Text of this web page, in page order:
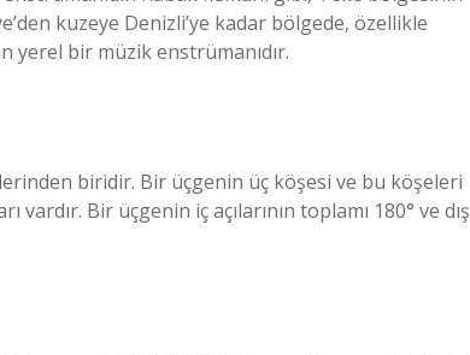
kuzeye Denizli’ye kadar bölgede, özellikle
yerel bir müzik enstrümanıdır.
biridir. Bir üçgenin üç köşesi ve bu köşeleri
Bir üçgenin iç açılarının toplamı 180° ve dış